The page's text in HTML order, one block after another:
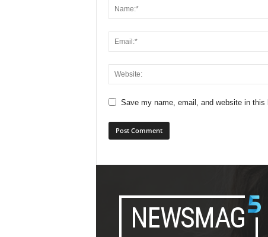
Save my name, email, and website in